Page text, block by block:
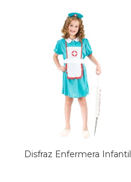
Disfraz Enfermera Infantil